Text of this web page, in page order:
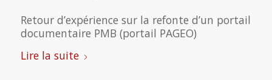
Retour d’expérience sur la refonte d’un portail
documentaire PMB (portail PAGEO)
Lire la suite